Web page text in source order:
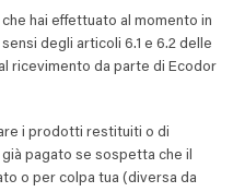
hai effettuato al momento in
degli articoli 6.1 e 6.2 delle
ricevimento da parte di Ecodor
i prodotti restituiti o di
pagato se sospetta che il
o per colpa tua (diversa da